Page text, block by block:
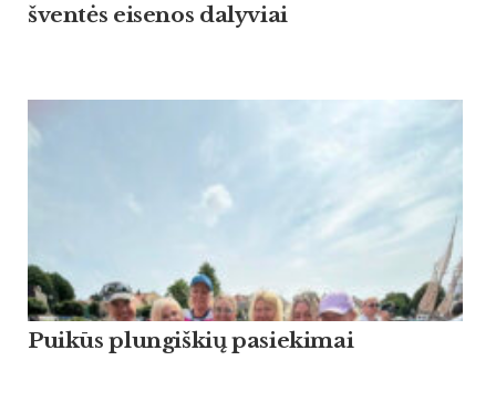
šventės eisenos dalyviai
Puikūs plungiškių pasiekimai